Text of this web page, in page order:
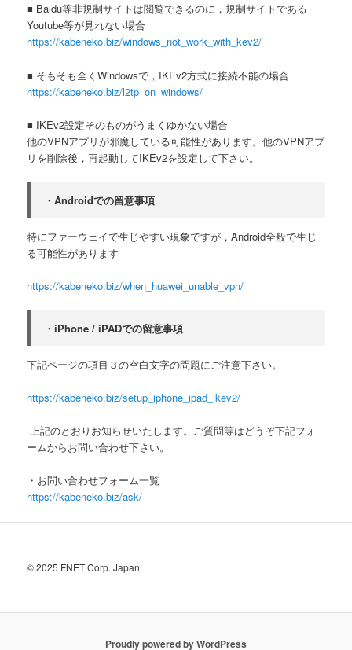
■ Baidu等非規制サイトは閲覧できるのに， 規制サイトである
Youtube等が見れない場合
https://kabeneko.biz/windows_ not_work_with_kev2/
■ そもそも全くWindowsで，IKEv2方式に接続不能の場合
https://kabeneko.biz/l2tp_on_windows/
■ IKEv2設定そのものがうまくゆかない場合
他のVPNアプリが邪魔している可能性があります。他のVPNアプ
リを削除後，再起動してIKEv2を設定して下さい。
・Androidでの留意事項
特にファーウェイで生じやすい現象ですが，Android全般で生じ
る可能性があります
https://kabeneko.biz/when_ huawei_unable_vpn/
・iPhone / iPADでの留意事項
下記ページの項目３の空白文字の問題にご注意下さい。
https://kabeneko.biz/setup_iphone_ipad_ikev2/
上記のとおりお知らせいたします。 ご質問等はどうぞ下記フォ
ームからお問い合わせ下さい。
・お問い合わせフォーム一覧
https://kabeneko.biz/ask/
© 2025 FNET Corp. Japan
Proudly powered by WordPress